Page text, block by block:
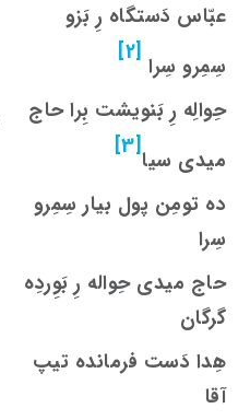
عبّاس دَستگاه رِ بَزو
سِمِرو سِرا [2]
حِوالِه رِ بَنویشت بِرا حاج
میدی سیا[3]
ده تومِن پول بیار سِمِرو
سِرا
حاج میدی حِواله رِ بَوِردِه
گرگان
هِدا دَست فرمانده تیپ
آقا